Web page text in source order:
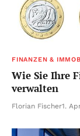
FINANZEN &
Wie Sie Ihre
verwalten
Florian Fischer1.